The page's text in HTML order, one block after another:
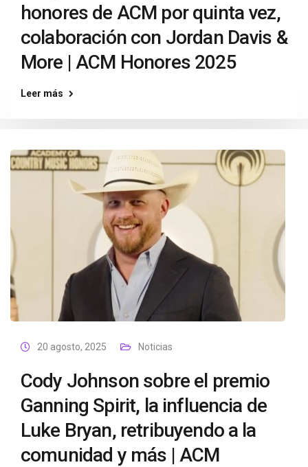
honores de ACM por quinta vez,
colaboración con Jordan Davis &
More | ACM Honores 2025
Leer más
20 agosto, 2025 Noticias
Cody Johnson sobre el premio
Ganning Spirit, la influencia de
Luke Bryan, retribuyendo a la
comunidad y más | ACM